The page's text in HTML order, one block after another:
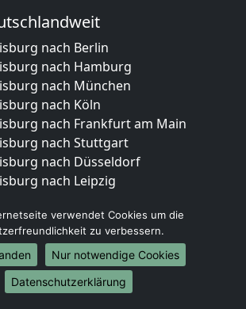
nach Berlin
nach Hamburg
nach München
nach Köln
nach Frankfurt am Main
nach Stuttgart
nach Düsseldorf
nach Leipzig
nach Essen
nach Bremen
nach Dresden
nach Hannover
nach Nürnberg
verwendet Cookies um die
zu verbessern.
Nur notwendige Cookies
Datenschutzerklärung